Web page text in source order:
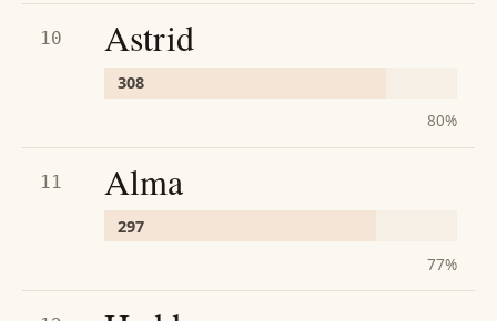
10 Astrid
308
80%
11 Alma
297
77%